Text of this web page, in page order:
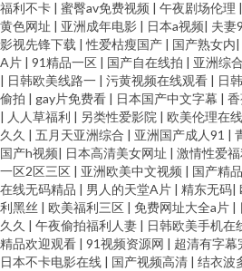
福利不卡 | 蜜臀av免费视频 | 午夜剧场伦理 |
黄色网址 | 亚洲成年电影 | 日本a视频| 夫妻
影视先锋下载 |性爱枯瘦国产 | 国产熟女内|
A片 | 91精品一区 | 国产自在线拍 | 亚洲综
| 日韩欧美线路一 | 污黄视频在线观看 | 日
偷拍 | gay片免费看 | 日本国产中文字幕 |
| 人人草福利 | 另类性爱影院 | 欧美伦理在
久久 | 五月天亚洲综合 | 亚洲国产成人91 |
国产h视频| 日本高清美女网址 | 激情性爱福
一区2区三区 | 亚洲欧美中文视频 | 国产精
在线无码精品 | 男人的天堂A片 | 精东无码|
利黑丝 | 欧美福利三区 | 免费网址大全a片 |
久久 | 午夜偷拍福利人妻 | 日韩欧美手机在
精品欢迎观看 | 91视频资源网 | 超清有字幕
日本不卡电影在线 | 国产视频高清 | 结衣波